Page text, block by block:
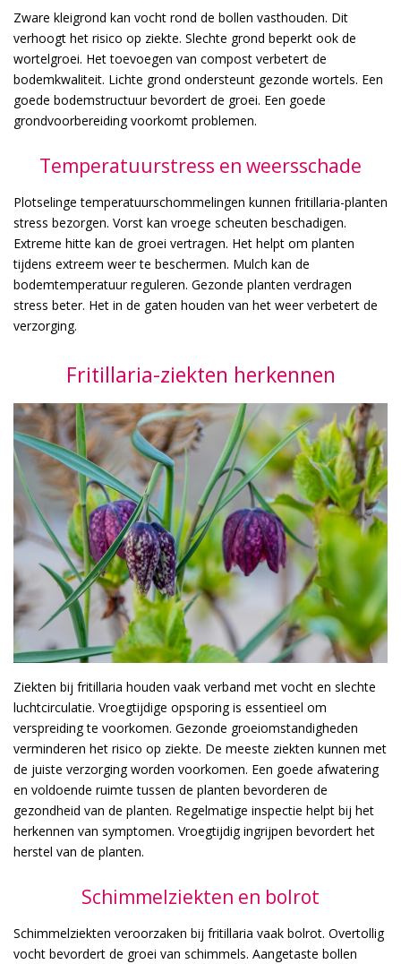
Zware kleigrond kan vocht rond de bollen vasthouden. Dit
verhoogt het risico op ziekte. Slechte grond beperkt ook de
wortelgroei. Het toevoegen van compost verbetert de
bodemkwaliteit. Lichte grond ondersteunt gezonde wortels. Een
goede bodemstructuur bevordert de groei. Een goede
grondvoorbereiding voorkomt problemen.
Temperatuurstress en weersschade
Plotselinge temperatuurschommelingen kunnen fritillaria-planten
stress bezorgen. Vorst kan vroege scheuten beschadigen.
Extreme hitte kan de groei vertragen. Het helpt om planten
tijdens extreem weer te beschermen. Mulch kan de
bodemtemperatuur reguleren. Gezonde planten verdragen
stress beter. Het in de gaten houden van het weer verbetert de
verzorging.
Fritillaria-ziekten herkennen
Ziekten bij fritillaria houden vaak verband met vocht en slechte
luchtcirculatie. Vroegtijdige opsporing is essentieel om
verspreiding te voorkomen. Gezonde groeiomstandigheden
verminderen het risico op ziekte. De meeste ziekten kunnen met
de juiste verzorging worden voorkomen. Een goede afwatering
en voldoende ruimte tussen de planten bevorderen de
gezondheid van de planten. Regelmatige inspectie helpt bij het
herkennen van symptomen. Vroegtijdig ingrijpen bevordert het
herstel van de planten.
Schimmelziekten en bolrot
Schimmelziekten veroorzaken bij fritillaria vaak bolrot. Overtollig
vocht bevordert de groei van schimmels. Aangetaste bollen